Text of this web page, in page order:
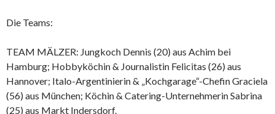
Die Teams:
TEAM MÄLZER: Jungkoch Dennis (20) aus Achim bei
Hamburg; Hobbyköchin & Journalistin Felicitas (26) aus
Hannover; Italo-Argentinierin & „Kochgarage“-Chefin Graciela
(56) aus München; Köchin & Catering-Unternehmerin Sabrina
(25) aus Markt Indersdorf.